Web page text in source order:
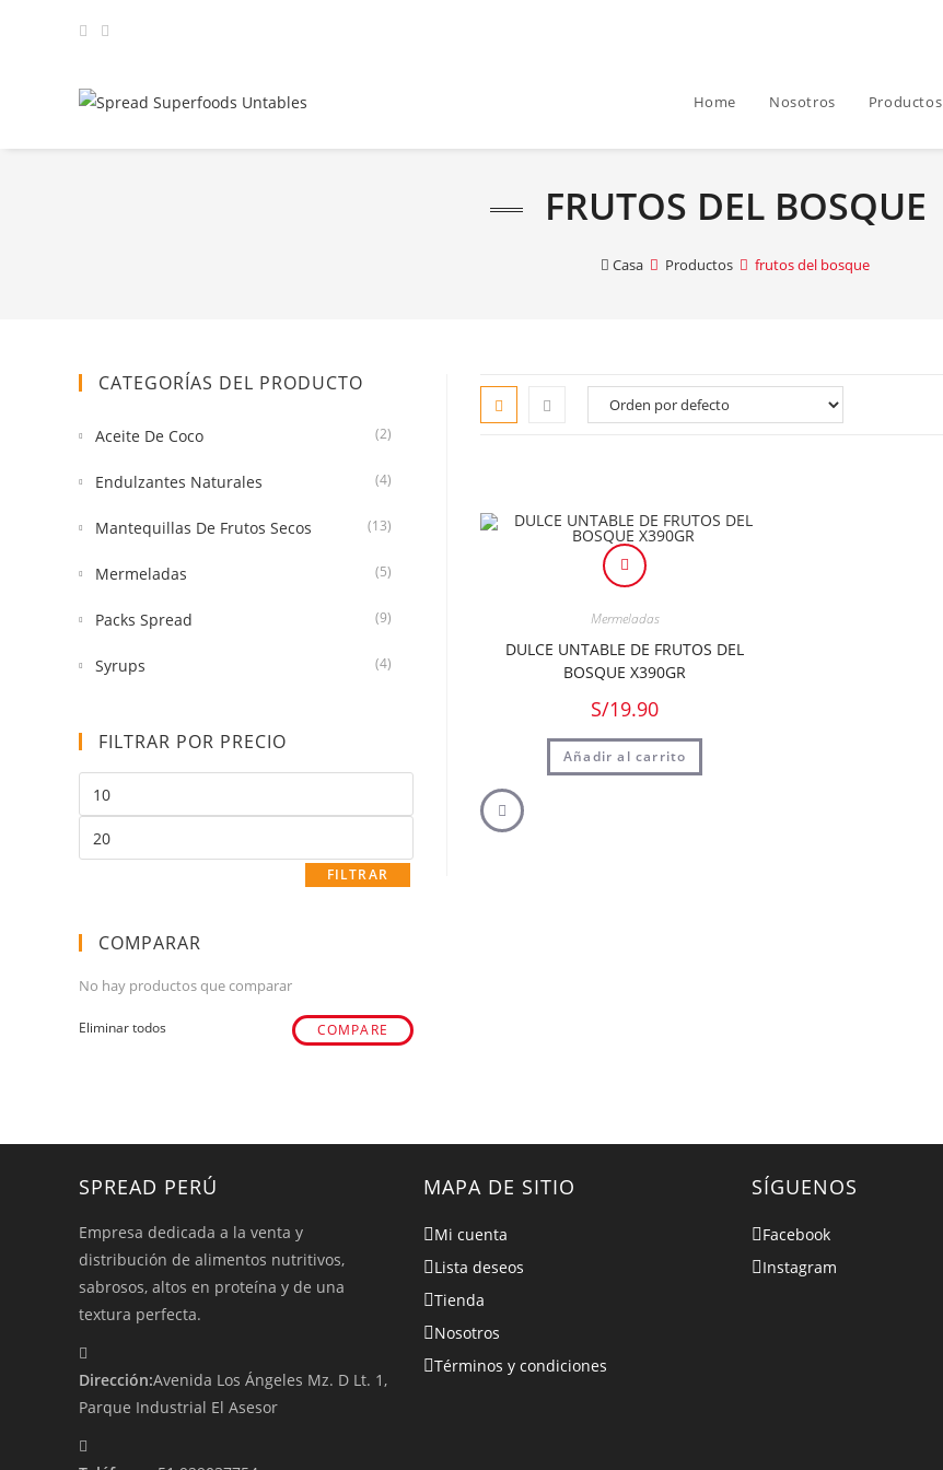
Home Nosotros Productos
FRUTOS DEL BOSQUE
Casa Productos frutos del bosque
Mermeladas
DULCE UNTABLE DE FRUTOS DEL
BOSQUE X390GR
S/19.90
Añadir al carrito
CATEGORÍAS DEL PRODUCTO
Aceite De Coco (2)
Endulzantes Naturales (4)
Mantequillas De Frutos Secos (13)
Mermeladas (5)
Packs Spread (9)
Syrups (4)
FILTRAR POR PRECIO
FILTRAR
COMPARAR
No hay productos que comparar
Eliminar todos COMPARE
SPREAD PERÚ
Empresa dedicada a la venta y
distribución de alimentos nutritivos,
sabrosos, altos en proteína y de una
textura perfecta.
Dirección:Avenida Los Ángeles Mz. D Lt. 1,
Parque Industrial El Asesor
MAPA DE SITIO
Mi cuenta
Lista deseos
Tienda
Nosotros
Términos y condiciones
SÍGUENOS
Facebook
Instagram